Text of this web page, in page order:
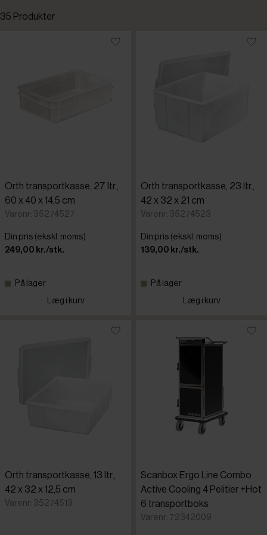
35 Produkter
Orth transportkasse, 27 ltr.,
60 x 40 x 14,5 cm
Varenr: 35274527
Din pris (ekskl. moms)
249,00 kr./stk.
På lager
Læg i kurv
Orth transportkasse, 23 ltr.,
42 x 32 x 21 cm
Varenr: 35274523
Din pris (ekskl. moms)
139,00 kr./stk.
På lager
Læg i kurv
Orth transportkasse, 13 ltr.,
42 x 32 x 12,5 cm
Varenr: 35274513
Scanbox Ergo Line Combo
Active Cooling 4 Pelitier +Hot
6 transportboks
Varenr: 72342009